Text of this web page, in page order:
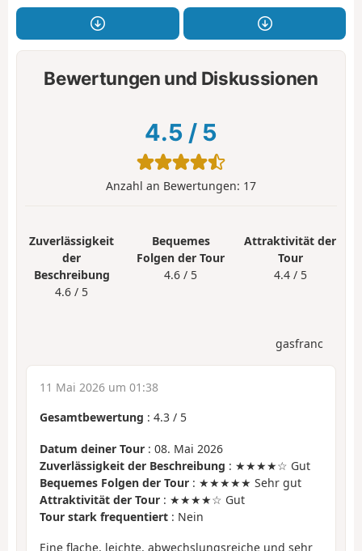
Bewertungen und Diskussionen
4.5 / 5
Anzahl an Bewertungen: 17
Zuverlässigkeit
der
Beschreibung
4.6 / 5
Bequemes
Folgen der Tour
4.6 / 5
Attraktivität der
Tour
4.4 / 5
gasfranc
11 Mai 2026 um 01:38
Gesamtbewertung : 4.3 / 5
Datum deiner Tour : 08. Mai 2026
Zuverlässigkeit der Beschreibung : ★★★★☆ Gut
Bequemes Folgen der Tour : ★★★★★ Sehr gut
Attraktivität der Tour : ★★★★☆ Gut
Tour stark frequentiert : Nein
Eine flache, leichte, abwechslungsreiche und sehr